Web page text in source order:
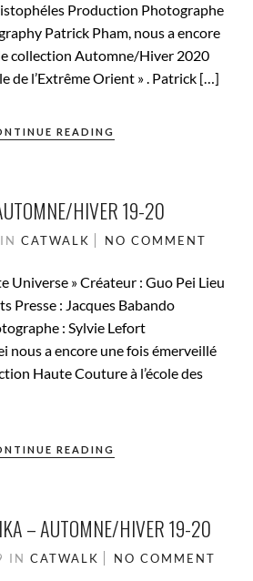
Production Photographe
Patrick Pham, nous a encore
collection Automne/Hiver 2020
de l’Extrême Orient » . Patrick […]
READING
HIVER 19-20
IN CATWALK NO COMMENT
Universe » Créateur : Guo Pei Lieu
Presse : Jacques Babando
: Sylvie Lefort
nous a encore une fois émerveillé
Haute Couture à l’école des
READING
– AUTOMNE/HIVER 19-20
IN CATWALK NO COMMENT